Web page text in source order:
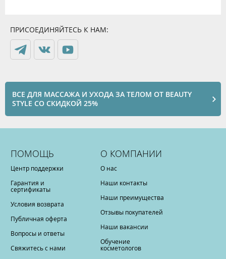
ПРИСОЕДИНЯЙТЕСЬ К НАМ:
ВСЕ ДЛЯ МАССАЖА И УХОДА ЗА ТЕЛОМ ОТ BEAUTY
STYLE СО СКИДКОЙ 25%
ПОМОЩЬ
Центр поддержки
Гарантия и
сертификаты
Условия возврата
Публичная оферта
Вопросы и ответы
Свяжитесь с нами
О КОМПАНИИ
О нас
Наши контакты
Наши преимущества
Отзывы покупателей
Наши вакансии
Обучение
косметологов